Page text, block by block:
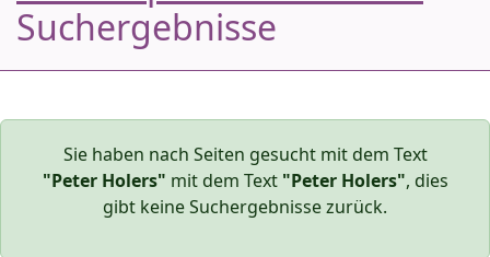
Suchergebnisse
Sie haben nach Seiten gesucht mit dem Text
"Peter Holers" mit dem Text "Peter Holers", dies
gibt keine Suchergebnisse zurück.